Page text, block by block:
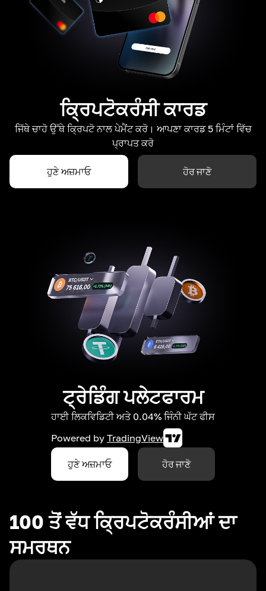
ਕ੍ਰਿਪਟੋਕਰੰਸੀ ਕਾਰਡ
ਜਿੱਥੇ ਚਾਹੋ ਉੱਥੇ ਕ੍ਰਿਪਟੋ ਨਾਲ ਪੇਮੈਂਟ ਕਰੋ। ਆਪਣਾ ਕਾਰਡ 5 ਮਿੰਟਾਂ ਵਿੱਚ
ਪ੍ਰਾਪਤ ਕਰੋ
ਹੁਣੇ ਅਜ਼ਮਾਓ ਹੋਰ ਜਾਣੋ
ਟ੍ਰੇਡਿੰਗ ਪਲੇਟਫਾਰਮ
ਹਾਈ ਲਿਕਵਿਡਿਟੀ ਅਤੇ 0.04% ਜਿੰਨੀ ਘੱਟ ਫੀਸ
Powered by TradingView
ਹੁਣੇ ਅਜ਼ਮਾਓ ਹੋਰ ਜਾਣੋ
100 ਤੋਂ ਵੱਧ ਕ੍ਰਿਪਟੋਕਰੰਸੀਆਂ ਦਾ
ਸਮਰਥਨ